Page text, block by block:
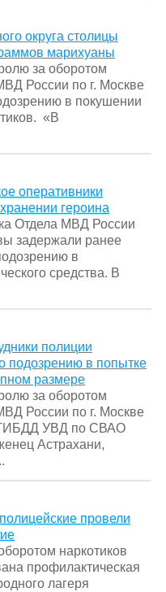
округа столицы
марихуаны
за оборотом
России по г. Москве
в покушении
«В
оперативники
героина
Отдела МВД России
задержали ранее
в
средства. В
полиции
подозрению в попытке
размере
за оборотом
России по г. Москве
ГИБДД УВД по СВАО
Астрахани,
провели
наркотиков
профилактическая
лагеря